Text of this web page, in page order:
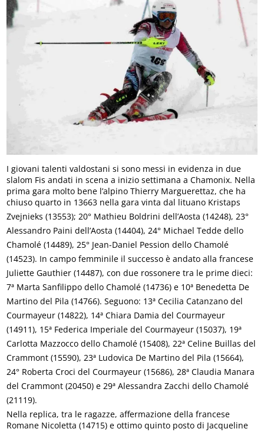
I giovani talenti valdostani si sono messi in evidenza in due
slalom Fis andati in scena a inizio settimana a Chamonix. Nella
prima gara molto bene l’alpino Thierry Marguerettaz, che ha
chiuso quarto in 13663 nella gara vinta dal lituano Kristaps
Zvejnieks (13553); 20° Mathieu Boldrini dell’Aosta (14248), 23°
Alessandro Paini dell’Aosta (14404), 24° Michael Tedde dello
Chamolé (14489), 25° Jean-Daniel Pession dello Chamolé
(14523). In campo femminile il successo è andato alla francese
Juliette Gauthier (14487), con due rossonere tra le prime dieci:
7ª Marta Sanfilippo dello Chamolé (14736) e 10ª Benedetta De
Martino del Pila (14766). Seguono: 13ª Cecilia Catanzano del
Courmayeur (14822), 14ª Chiara Damia del Courmayeur
(14911), 15ª Federica Imperiale del Courmayeur (15037), 19ª
Carlotta Mazzocco dello Chamolé (15408), 22ª Celine Buillas del
Crammont (15590), 23ª Ludovica De Martino del Pila (15664),
24° Roberta Croci del Courmayeur (15686), 28ª Claudia Manara
del Crammont (20450) e 29ª Alessandra Zacchi dello Chamolé
(21119).
Nella replica, tra le ragazze, affermazione della francese
Romane Nicoletta (14715) e ottimo quinto posto di Jacqueline